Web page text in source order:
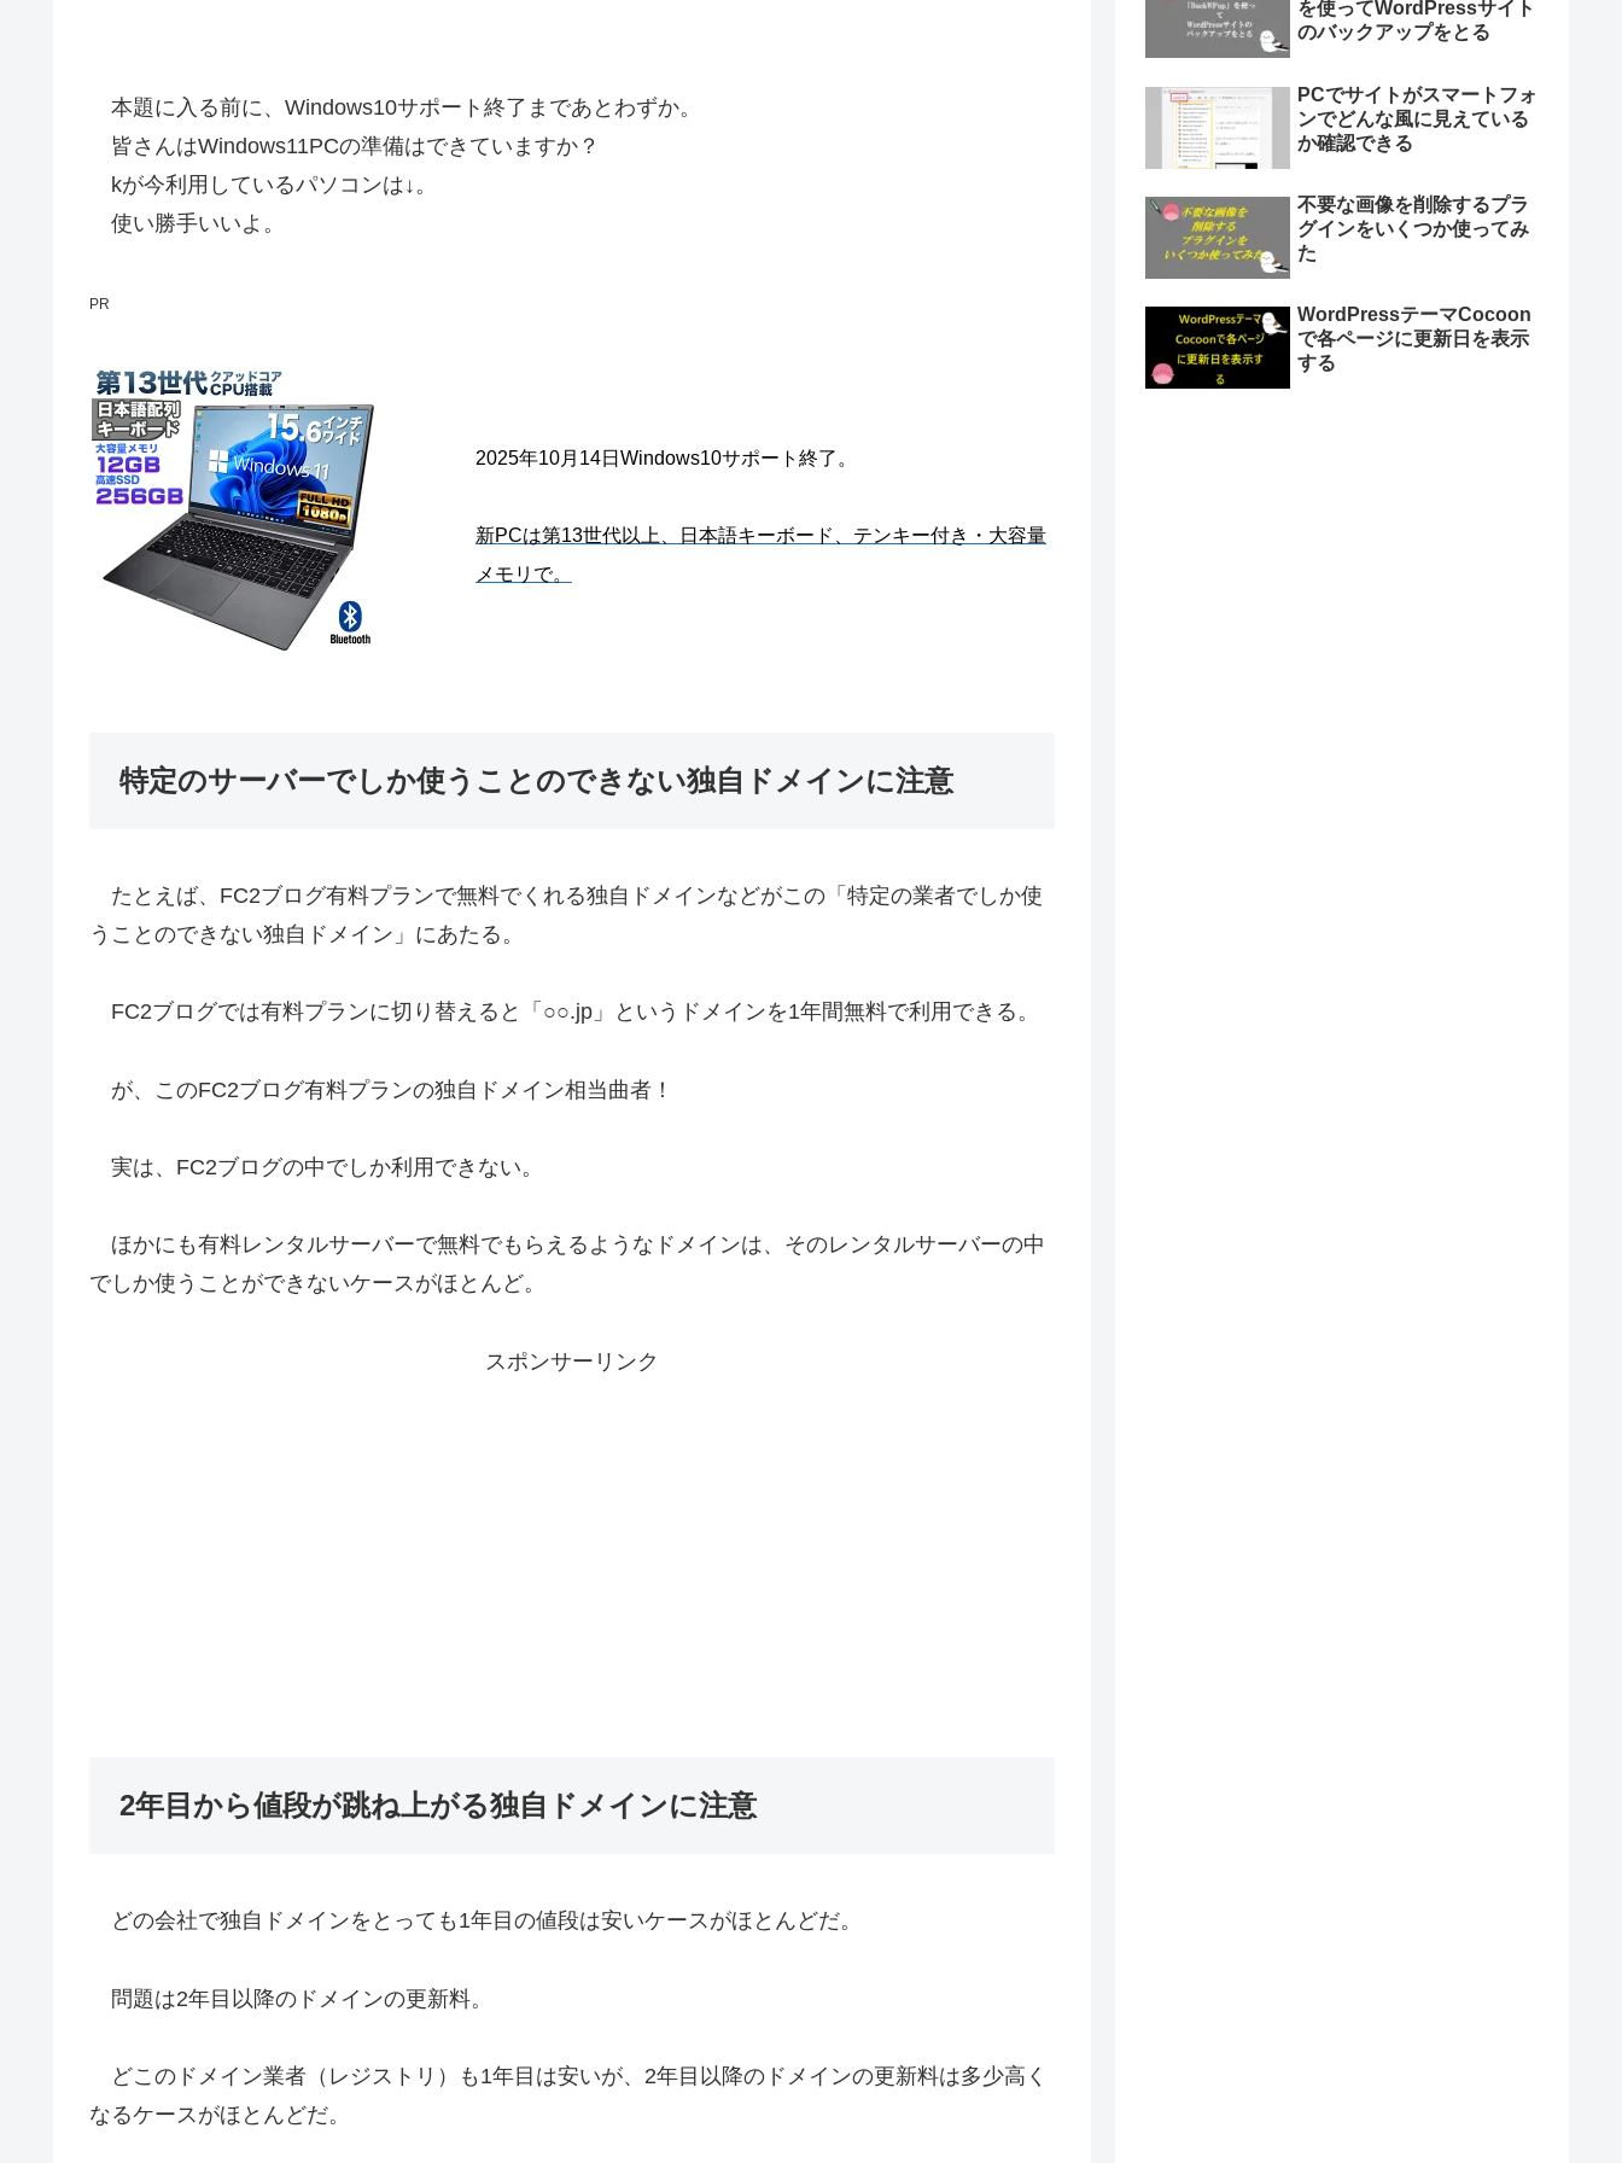
本題に入る前に、Windows10サポート終了まであとわずか。
皆さんはWindows11PCの準備はできていますか？
kが今利用しているパソコンは↓。
使い勝手いいよ。
PR
2025年10月14日Windows10サポート終了。
新PCは第13世代以上、日本語キーボード、テンキー付き・大容量
メモリで。
特定のサーバーでしか使うことのできない独自ドメインに注意
たとえば、FC2ブログ有料プランで無料でくれる独自ドメインなどがこの「特定の業者でしか使
うことのできない独自ドメイン」にあたる。
FC2ブログでは有料プランに切り替えると「○○.jp」というドメインを1年間無料で利用できる。
が、このFC2ブログ有料プランの独自ドメイン相当曲者！
実は、FC2ブログの中でしか利用できない。
ほかにも有料レンタルサーバーで無料でもらえるようなドメインは、そのレンタルサーバーの中
でしか使うことができないケースがほとんど。
スポンサーリンク
2年目から値段が跳ね上がる独自ドメインに注意
どの会社で独自ドメインをとっても1年目の値段は安いケースがほとんどだ。
問題は2年目以降のドメインの更新料。
どこのドメイン業者（レジストリ）も1年目は安いが、2年目以降のドメインの更新料は多少高く
なるケースがほとんどだ。
を使ってWordPressサイト
のバックアップをとる
PCでサイトがスマートフォ
ンでどんな風に見えている
か確認できる
不要な画像を削除するプラ
グインをいくつか使ってみ
た
WordPressテーマCocoon
で各ページに更新日を表示
する